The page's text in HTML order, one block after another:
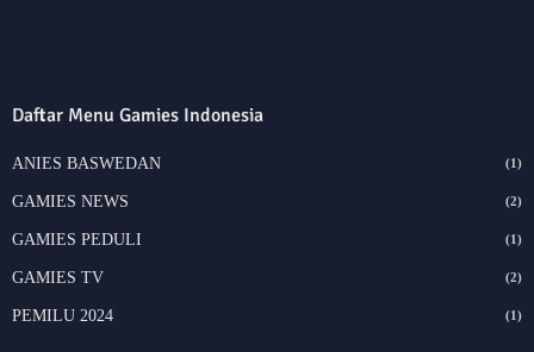
Daftar Menu Gamies Indonesia
ANIES BASWEDAN (1)
GAMIES NEWS (2)
GAMIES PEDULI (1)
GAMIES TV (2)
PEMILU 2024 (1)